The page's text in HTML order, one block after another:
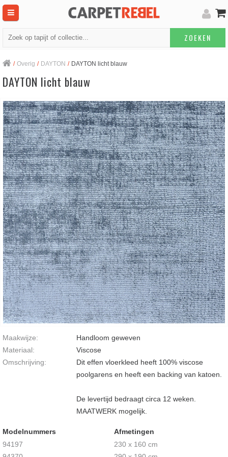
ZOEKEN
/ Overig / DAYTON / DAYTON licht blauw
DAYTON licht blauw
Maakwijze:
Handloom geweven
Materiaal:
Viscose
Omschrijving:
Dit effen vloerkleed heeft 100% viscose
poolgarens en heeft een backing van katoen.
De levertijd bedraagt circa 12 weken.
MAATWERK mogelijk.
Modelnummers
Afmetingen
94197
230 x 160 cm